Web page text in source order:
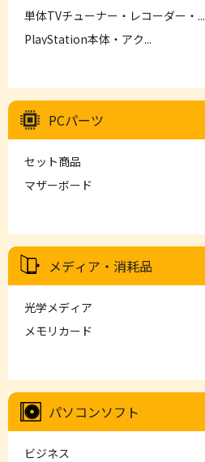
単体TVチューナー・レコーダー・...
PlayStation本体・アク...
PCパーツ
セット商品
マザーボード
メディア・消耗品
光学メディア
メモリカード
パソコンソフト
ビジネス